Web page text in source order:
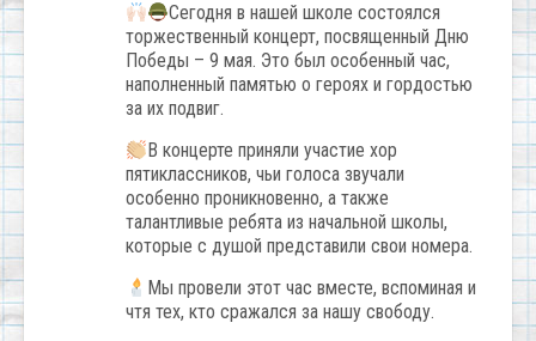
Сегодня в нашей школе состоялся
торжественный концерт, посвященный Дню
Победы – 9 мая. Это был особенный час,
наполненный памятью о героях и гордостью
за их подвиг.
В концерте приняли участие хор
пятиклассников, чьи голоса звучали
особенно проникновенно, а также
талантливые ребята из начальной школы,
которые с душой представили свои номера.
Мы провели этот час вместе, вспоминая и
чтя тех, кто сражался за нашу свободу.